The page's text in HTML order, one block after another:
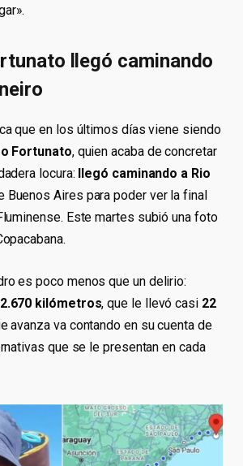
llegó caminando
que en los últimos días viene siendo
Fortunato, quien acaba de concretar
locura:
llegó caminando a Rio
Buenos Aires para poder ver la final
Este martes subió una foto
es poco menos que un delirio:
kilómetros, que le llevó casi 22
avanza va contando en su cuenta de
que se le presentan en cada